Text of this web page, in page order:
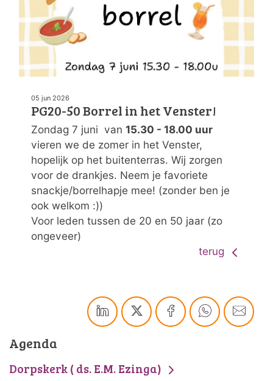
05 jun 2026
PG20-50 Borrel in het Venster!
Zondag 7 juni van 15.30 - 18.00 uur
vieren we de zomer in het Venster,
hopelijk op het buitenterras. Wij zorgen
voor de drankjes. Neem je favoriete
snackje/borrelhapje mee! (zonder ben je
ook welkom :))
Voor leden tussen de 20 en 50 jaar (zo
ongeveer)
terug
Agenda
Dorpskerk ( ds. E.M. Ezinga)